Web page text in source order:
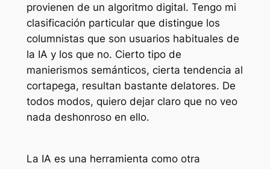
provienen de un algoritmo digital. Tengo mi
clasificación particular que distingue los
columnistas que son usuarios habituales de
la IA y los que no. Cierto tipo de
manierismos semánticos, cierta tendencia al
cortapega, resultan bastante delatores. De
todos modos, quiero dejar claro que no veo
nada deshonroso en ello.
La IA es una herramienta como otra